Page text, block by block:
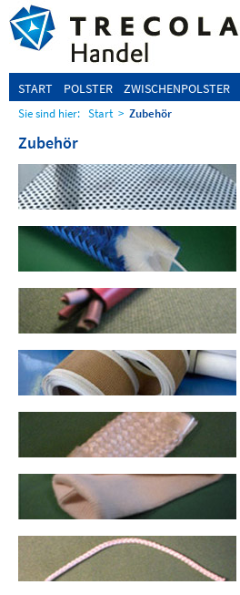
START POLSTER ZWISCHENPOLSTER
Sie sind hier: Start > Zubehör
Zubehör